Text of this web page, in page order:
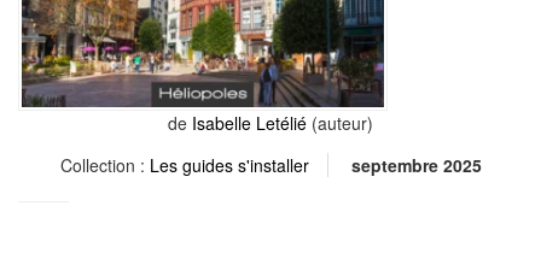
de Isabelle Letélié (auteur)
Collection : Les guides s'installer septembre 2025